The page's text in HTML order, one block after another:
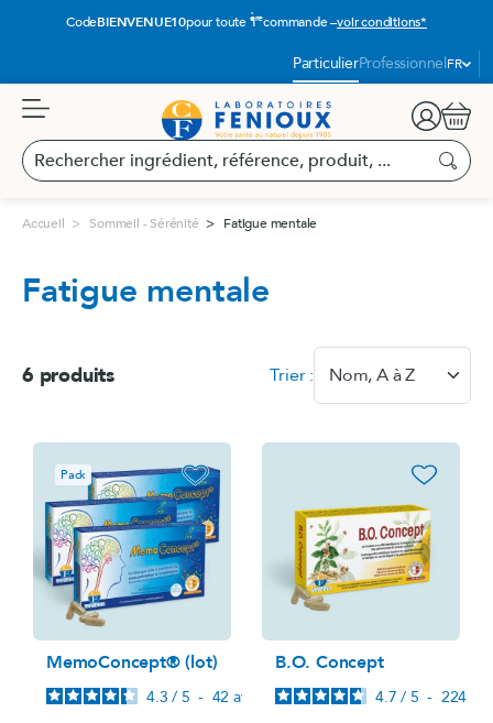
CodeBIENVENUE10pour toute 1èrecommande –voir conditions*
ParticulierProfessionnel
Langue
:FR
Rechercher
ingrédient,
produit,
Panier
Accueil Sommeil - Sérénité Fatigue mentale
Fatigue mentale
6 produits Trier : Nom, A à Z
Pack favorite_border
MemoConcept® (lot)
4.3 / 5 - 42avis
favorite_border
B.O. Concept
4.7 / 5 - 224